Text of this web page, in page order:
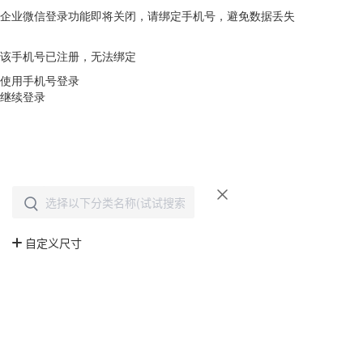
企业微信登录功能即将关闭，请绑定手机号，避免数据丢失
该手机号已注册，无法绑定
使用手机号登录
继续登录